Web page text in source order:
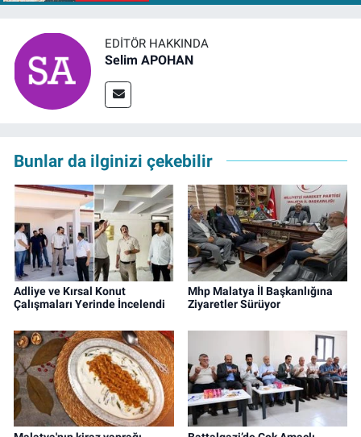
EDITÖR HAKKINDA
Selim APOHAN
Bunlar da ilginizi çekebilir
Adliye ve Kırsal Konut
Çalışmaları Yerinde İncelendi
Mhp Malatya İl Başkanlığına
Ziyaretler Sürüyor